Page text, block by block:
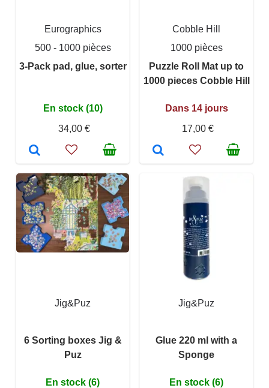
Eurographics
500 - 1000 pièces
3-Pack pad, glue, sorter
En stock (10)
34,00 €
Cobble Hill
1000 pièces
Puzzle Roll Mat up to
1000 pieces Cobble Hill
Dans 14 jours
17,00 €
Jig&Puz
6 Sorting boxes Jig &
Puz
En stock (6)
Jig&Puz
Glue 220 ml with a
Sponge
En stock (6)